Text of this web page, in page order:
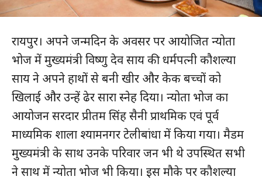
रायपुर। अपने जन्मदिन के अवसर पर आयोजित न्योता
भोज में मुख्यमंत्री विष्णु देव साय की धर्मपत्नी कौशल्या
साय ने अपने हाथों से बनी खीर और केक बच्चों को
खिलाई और उन्हें ढेर सारा स्नेह दिया। न्योता भोज का
आयोजन सरदार प्रीतम सिंह सैनी प्राथमिक एवं पूर्व
माध्यमिक शाला श्यामनगर टेलीबांधा में किया गया। मैडम
मुख्यमंत्री के साथ उनके परिवार जन भी थे उपस्थित सभी
ने साथ में न्योता भोज भी किया। इस मौके पर कौशल्या